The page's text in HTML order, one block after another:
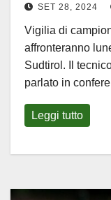
SET 28, 2024
Vigilia di
affronteranno
Sudtirol. Il
parlato in
Leggi tutto